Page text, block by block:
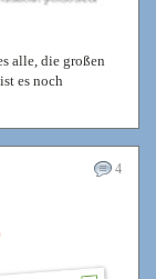
alle, die großen
es noch
4